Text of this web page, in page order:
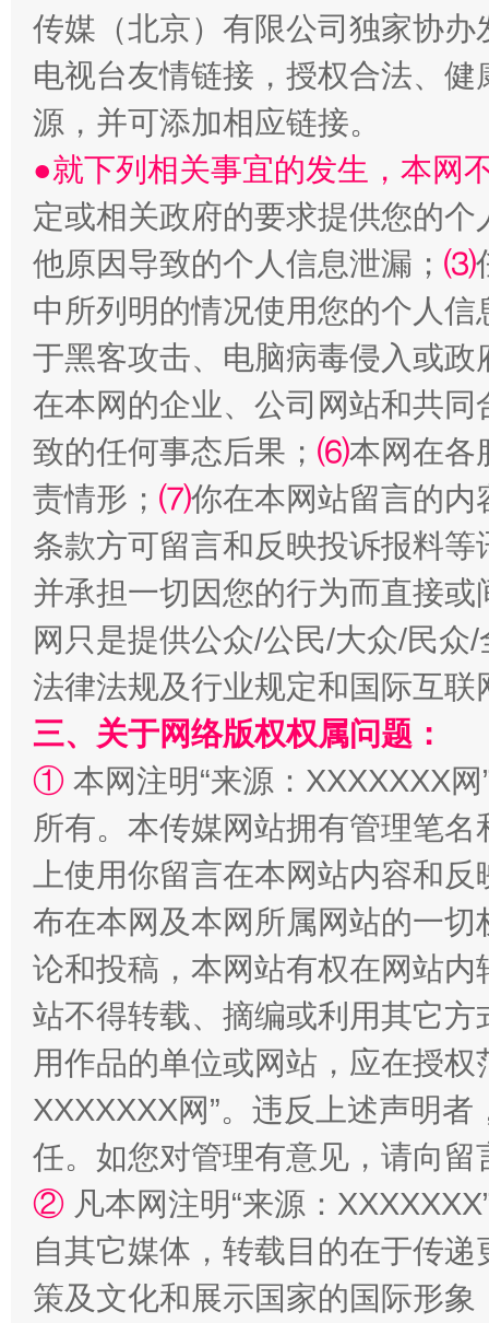
受贿1.44亿！段成刚被判无期 从幼
全民健身五年计划来了！等你上场
阿坝州三大球赛在茂县开幕 规模
国家大学科技园优化重塑工作
传媒（北京）有限公司独家协
电视台友情链接，授权合法、
源，并可添加相应链接。
●就下列相关事宜的发生，本网
定或相关政府的要求提供您的个
他原因导致的个人信息泄漏； ⑶
中所列明的情况使用您的个人
于黑客攻击、电脑病毒侵入或
在本网的企业、公司网站和共
致的任何事态后果； ⑹本网在各
责情形； ⑺你在本网站留言的内
条款方可留言和反映投诉报料
并承担一切因您的行为而直接
网只是提供公众/公民/大众/民
法律法规及行业规定和国际互
三、关于网络版权权属问题：
① 本网注明“来源：XXXXXXX
所有。本传媒网站拥有管理笔
上使用你留言在本网站内容和
布在本网及本网所属网站的一
论和投稿，本网站有权在网站
站不得转载、摘编或利用其它
用作品的单位或网站，应在授
XXXXXXX网”。违反上述声明
任。如您对管理有意见，请向
② 凡本网注明“来源：
自其它媒体，转载目的在于传
策及文化和展示国家的国际形